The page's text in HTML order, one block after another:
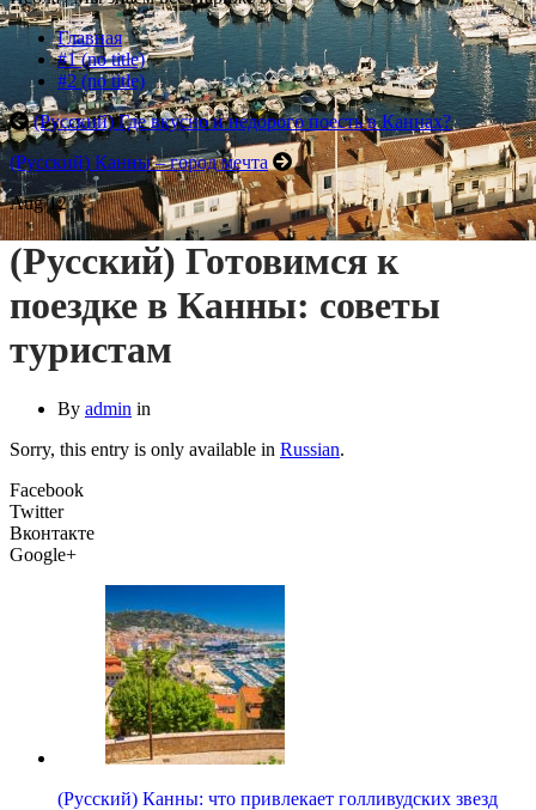
Главная
#1 (no title)
#2 (no title)
(Русский) Где вкусно и недорого поесть в Каннах?
(Русский) Канны – город мечта
Aug 12
(Русский) Готовимся к
поездке в Канны: советы
туристам
By admin in
Sorry, this entry is only available in Russian.
Facebook
Twitter
Вконтакте
Google+
(Русский) Канны: что привлекает голливудских звезд